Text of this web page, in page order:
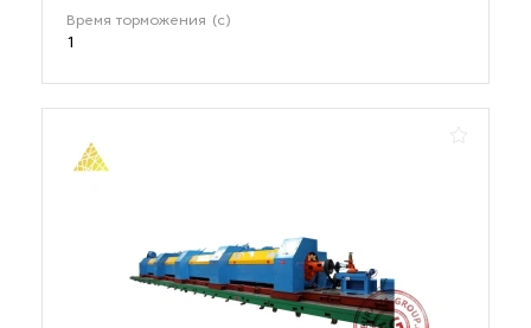
Время торможения (с)
1